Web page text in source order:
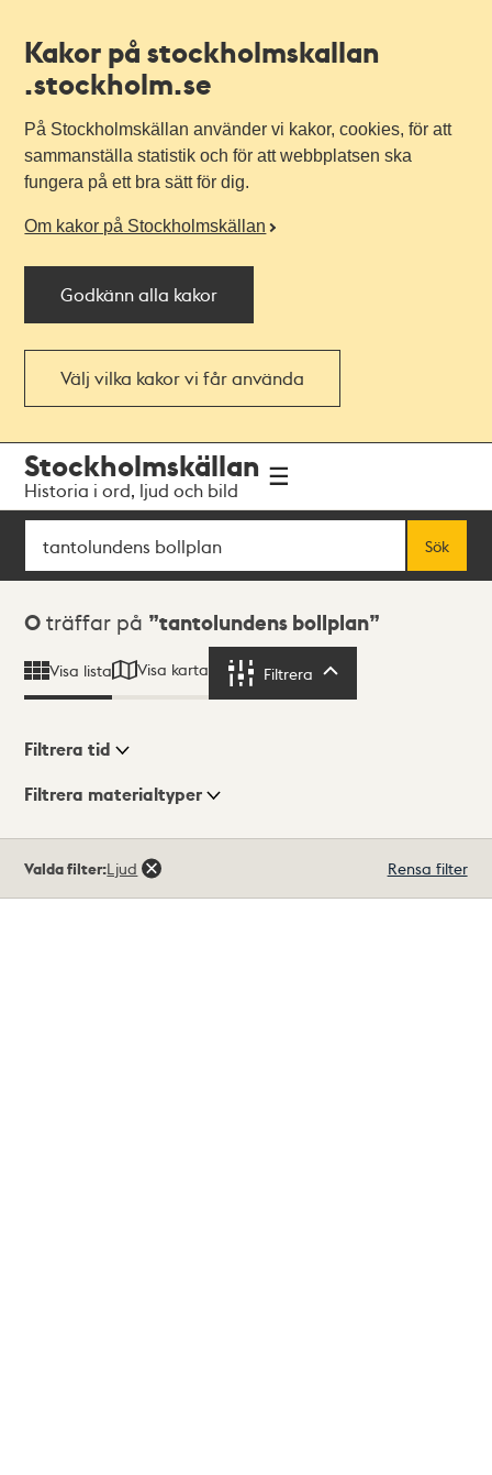
Kakor på stockholmskallan
.stockholm.se
På Stockholmskällan använder vi kakor, cookies, för att
sammanställa statistik och för att webbplatsen ska
fungera på ett bra sätt för dig.
Om kakor på Stockholmskällan
Godkänn alla kakor
Välj vilka kakor vi får använda
navigationen
huvudinnehållet
Stockholmskällan
Historia i ord, ljud och bild
Sök
Sök
Sökresultat
0 träffar på tantolundens bollplan
Visa lista Visa karta Filtrera
Visningsläge
Filtrera tid
Filtrera materialtyper
träffar
Valda filter:Ljud Rensa filter